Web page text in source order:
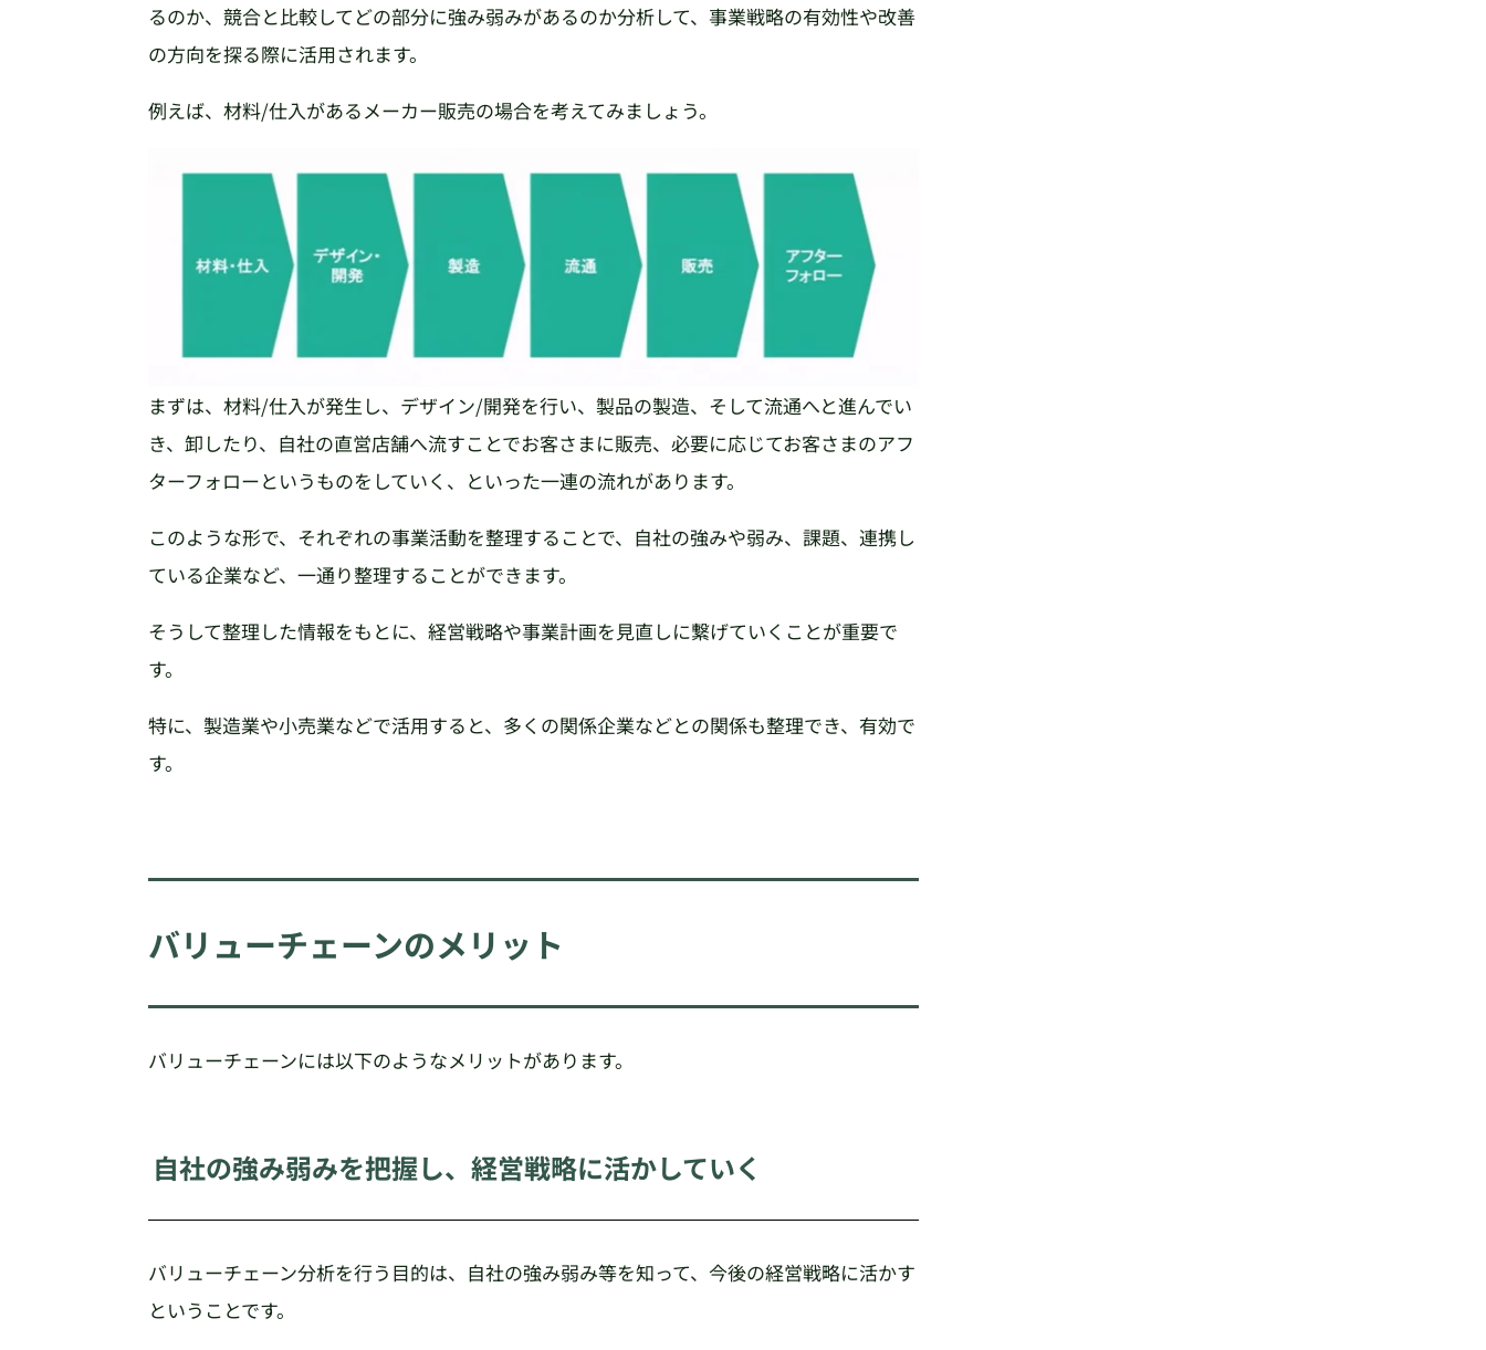
るのか、競合と比較してどの部分に強み弱みがあるのか分析して、事業戦略の有効性や改善
の方向を探る際に活用されます。
例えば、材料/仕入があるメーカー販売の場合を考えてみましょう。
まずは、材料/仕入が発生し、デザイン/開発を行い、製品の製造、そして流通へと進んでい
き、卸したり、自社の直営店舗へ流すことでお客さまに販売、必要に応じてお客さまのアフ
ターフォローというものをしていく、といった一連の流れがあります。
このような形で、それぞれの事業活動を整理することで、自社の強みや弱み、課題、連携し
ている企業など、一通り整理することができます。
そうして整理した情報をもとに、経営戦略や事業計画を見直しに繋げていくことが重要で
す。
特に、製造業や小売業などで活用すると、多くの関係企業などとの関係も整理でき、有効で
す。
バリューチェーンのメリット
バリューチェーンには以下のようなメリットがあります。
自社の強み弱みを把握し、経営戦略に活かしていく
バリューチェーン分析を行う目的は、自社の強み弱み等を知って、今後の経営戦略に活かす
ということです。